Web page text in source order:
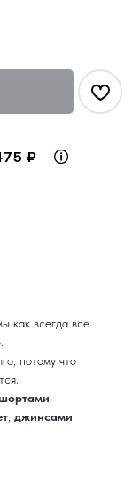
₽
как всегда все
потому что
джинсами